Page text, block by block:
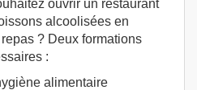
ouvrir un restaurant
alcoolisées en
? Deux formations
:
alimentaire